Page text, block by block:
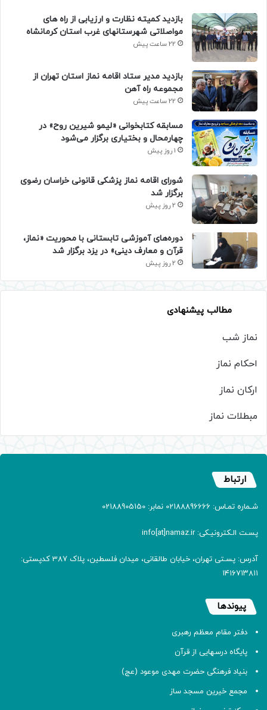
بازدید کمیته نظارت و ارزیابی از راه های
مواصلاتی شهرستانهای غرب استان کرمانشاه
22 ساعت پیش
بازدید مدیر ستاد اقامه نماز استان تهران از
مجموعه راه آهن
22 ساعت پیش
مسابقه کتابخوانی «لیمو شیرین روح» در
چهارمحال و بختیاری برگزار می‌شود
1 روز پیش
شورای اقامه نماز پزشکی قانونی خراسان رضوی
برگزار شد
2 روز پیش
دوره‌های آموزشی تابستانی با محوریت «نماز،
قرآن و معارف دینی» در یزد برگزار شد
2 روز پیش
مطالب پیشنهادی
نماز شب
احکام نماز
ارکان نماز
مبطلات نماز
ارتباط
شـماره تمـاس: 02188896666 نمابر: 02188905150
پسـت الـکترونیـکی: info[at]namaz.ir
آدرس: پسـتی تهران، خیابان طالقانی، میدان فلسطین، پلاک 387 کدپستی:
۱۴۱۶۷۱۳۸۱۱
پیوندها
دفتر مقام معظم رهبری
پایگاه درسهایی از قرآن
بنیاد فرهنگی حضرت مهدی موعود (عج)
مجمع خیرین مسجد ساز